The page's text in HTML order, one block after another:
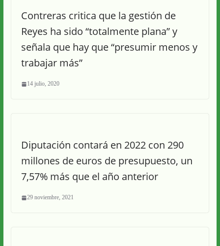
Contreras critica que la gestión de
Reyes ha sido “totalmente plana” y
señala que hay que “presumir menos y
trabajar más”
14 julio, 2020
Diputación contará en 2022 con 290
millones de euros de presupuesto, un
7,57% más que el año anterior
29 noviembre, 2021